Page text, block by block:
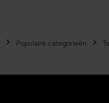
Populaire categorieën